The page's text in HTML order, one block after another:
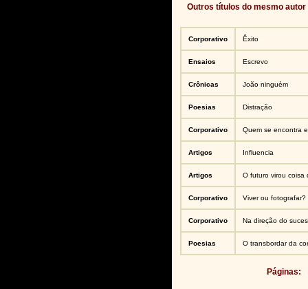
Outros títulos do mesmo autor
Corporativo Êxito
Ensaios Escrevo
Crônicas João ninguém
Poesias Distração
Corporativo Quem se encontra
Artigos Influencia
Artigos O futuro virou coisa
Corporativo Viver ou
Corporativo Na direção do
Poesias O transbordar da
Páginas: